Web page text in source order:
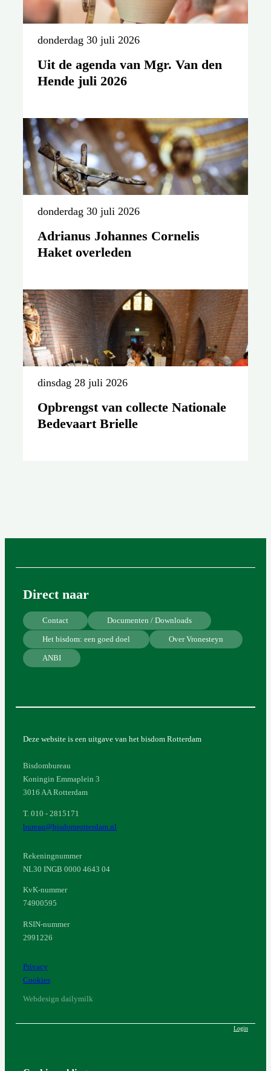
donderdag 30 juli 2026
Uit de agenda van Mgr. Van den
Hende juli 2026
donderdag 30 juli 2026
Adrianus Johannes Cornelis
Haket overleden
dinsdag 28 juli 2026
Opbrengst van collecte Nationale
Bedevaart Brielle
Direct naar
Contact Documenten / Downloads
Het bisdom: een goed doel Over Vronesteyn
ANBI
Deze website is een uitgave van het bisdom Rotterdam
Bisdombureau
Koningin Emmaplein 3
3016 AA Rotterdam
T. 010 - 2815171
bureau@bisdomrotterdam.nl
Rekeningnummer
NL30 INGB 0000 4643 04
KvK-nummer
74900595
RSIN-nummer
2991226
Privacy
Cookies
Webdesign dailymilk
Login